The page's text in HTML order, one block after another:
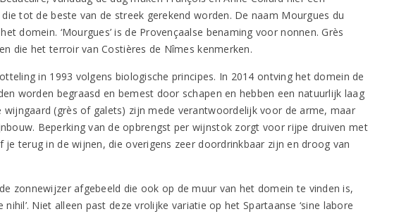
tot de beste van de streek gerekend worden. De naam Mourgues du
domein. ‘Mourgues’ is de Provençaalse benaming voor nonnen. Grès
die het terroir van Costières de Nîmes kenmerken.
in 1993 volgens biologische principes. In 2014 ontving het domein de
worden begraasd en bemest door schapen en hebben een natuurlijk laag
wijngaard (grès of galets) zijn mede verantwoordelijk voor de arme, maar
Beperking van de opbrengst per wijnstok zorgt voor rijpe druiven met
terug in de wijnen, die overigens zeer doordrinkbaar zijn en droog van
zonnewijzer afgebeeld die ook op de muur van het domein te vinden is,
Niet alleen past deze vrolijke variatie op het Spartaanse ‘sine labore